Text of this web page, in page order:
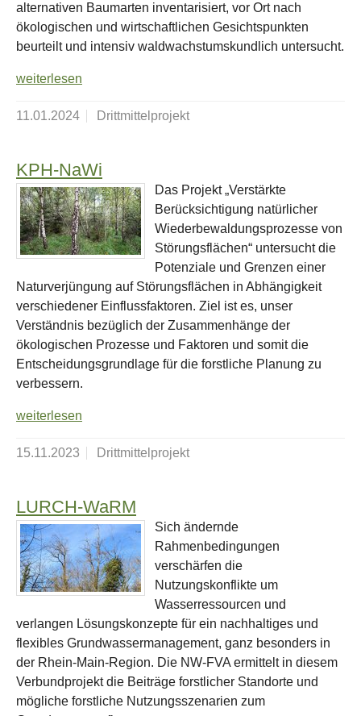
alternativen Baumarten inventarisiert, vor Ort nach
ökologischen und wirtschaftlichen Gesichtspunkten
beurteilt und intensiv waldwachstumskundlich untersucht.
weiterlesen
11.01.2024 Drittmittelprojekt
KPH-NaWi
Das Projekt „Verstärkte
Berücksichtigung natürlicher
Wiederbewaldungsprozesse von
Störungsflächen“ untersucht die
Potenziale und Grenzen einer
Naturverjüngung auf Störungsflächen in Abhängigkeit
verschiedener Einflussfaktoren. Ziel ist es, unser
Verständnis bezüglich der Zusammenhänge der
ökologischen Prozesse und Faktoren und somit die
Entscheidungsgrundlage für die forstliche Planung zu
verbessern.
weiterlesen
15.11.2023 Drittmittelprojekt
LURCH-WaRM
Sich ändernde
Rahmenbedingungen
verschärfen die
Nutzungskonflikte um
Wasserressourcen und
verlangen Lösungskonzepte für ein nachhaltiges und
flexibles Grundwassermanagement, ganz besonders in
der Rhein-Main-Region. Die NW-FVA ermittelt in diesem
Verbundprojekt die Beiträge forstlicher Standorte und
mögliche forstliche Nutzungsszenarien zum